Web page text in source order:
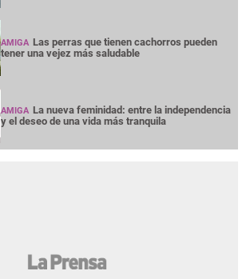
AMIGA Las perras que tienen cachorros pueden
tener una vejez más saludable
AMIGA La nueva feminidad: entre la independencia
y el deseo de una vida más tranquila